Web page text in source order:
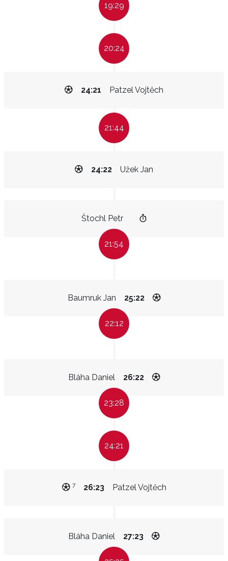
19:29
20:24
Patzel Vojtěch
24:21
21:44
Užek Jan
24:22
Štochl Petr
21:54
Baumruk Jan 25:22
22:12
Bláha Daniel 26:22
23:28
24:21
Patzel Vojtěch
26:23
7
Bláha Daniel 27:23